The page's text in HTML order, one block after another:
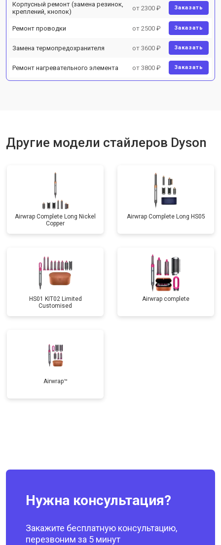
Корпусный ремонт (замена резинок,
креплений, кнопок)
от 2300 ₽ Заказать
Ремонт проводки от 2500 ₽ Заказать
Замена термопредохранителя от 3600 ₽ Заказать
Ремонт нагревательного элемента от 3800 ₽ Заказать
Другие модели стайлеров Dyson
Airwrap Complete Long Nickel
Copper
Airwrap Complete Long HS05
HS01 KIT02 Limited
Customised
Airwrap complete
Airwrap™
Нужна консультация?
Закажите бесплатную консультацию,
перезвоним за 5 минут